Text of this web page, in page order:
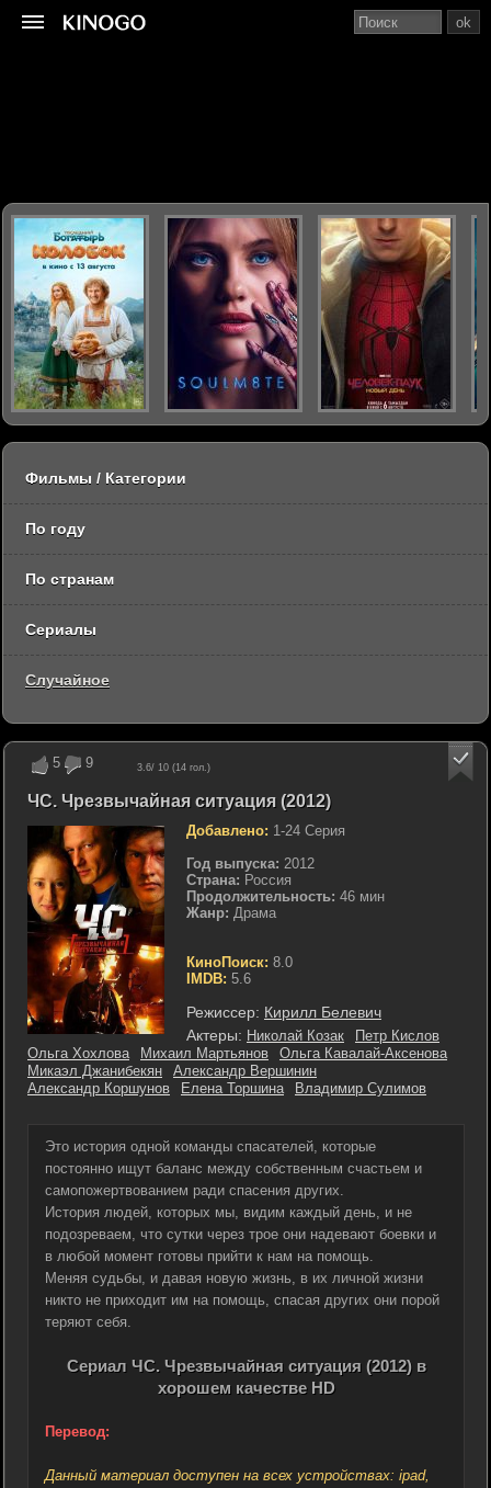
5 9 3.6/ 10 (14 гол.)
ЧС. Чрезвычайная ситуация (2012)
Добавлено: 1-24 Серия
Год выпуска: 2012
Страна: Россия
Продолжительность: 46 мин
Жанр: Драма
КиноПоиск: 8.0
IMDB: 5.6
Режиссер: Кирилл Белевич
Актеры: Николай Козак
Петр Кислов
Ольга Хохлова
Михаил Мартьянов
Ольга Кавалай-Аксенова
Микаэл Джанибекян
Александр Вершинин
Александр Коршунов
Елена Торшина Владимир Сулимов
Это история одной команды спасателей, которые
постоянно ищут баланс между собственным счастьем и
самопожертвованием ради спасения других.
История людей, которых мы, видим каждый день, и не
подозреваем, что сутки через трое они надевают боевки и
в любой момент готовы прийти к нам на помощь.
Меняя судьбы, и давая новую жизнь, в их личной жизни
никто не приходит им на помощь, спасая других они порой
теряют себя.
Сериал ЧС. Чрезвычайная ситуация (2012) в
хорошем качестве HD
Перевод:
Данный материал доступен на всех устройствах: ipad,
ok
Фильмы / Категории
По году
По странам
Сериалы
Случайное